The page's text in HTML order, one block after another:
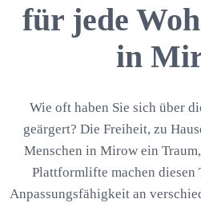
für jede
in
Wie oft haben Sie sich über
geärgert? Die Freiheit, zu
Menschen in Mirow ein
Plattformlifte machen diesen
Anpassungsfähigkeit an